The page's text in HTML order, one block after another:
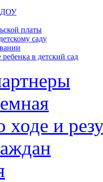
платы
саду
в детский сад
и